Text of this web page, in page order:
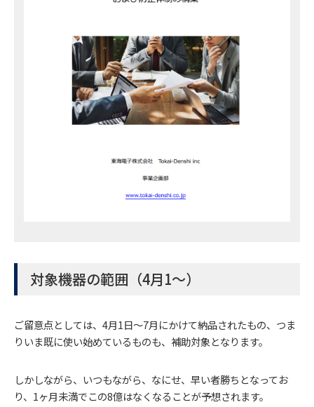
対象機器の範囲（4月1～）
ご留意点としては、4月1日～7月にかけて納品されたもの、つま
りいま既に使い始めているものも、補助対象となります。
しかしながら、いつもながら、なにせ、早い者勝ちとなってお
り、1ヶ月未満でこの8億はなくなることが予想されます。